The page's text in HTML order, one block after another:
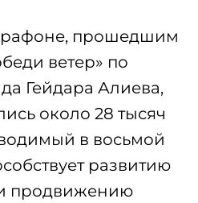
прошедшим
ветер» по
Гейдара Алиева,
около 28 тысяч
в восьмой
развитию
и продвижению